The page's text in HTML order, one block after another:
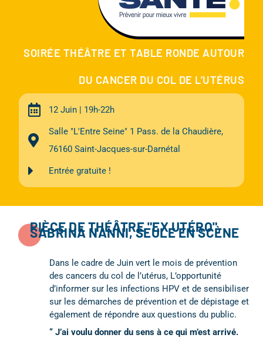
SOIRÉE THÉÂTRE ET TABLE RONDE AUTOUR
DU CANCER DU COL DE L’UTÉRUS
12 Juin | 19h-22h
Salle "L'Entre Seine" 1 Pass. de la Chaudière,
76160 Saint-Jacques-sur-Darnétal
Entrée gratuite !
PIÈCE DE THÉÂTRE "EX UTÉRO",
SABRINA NANNI, SEULE EN SCÈNE
Dans le cadre de Juin vert le mois de prévention
des cancers du col de l’utérus, L’opportunité
d’informer sur les infections HPV et de sensibiliser
sur les démarches de prévention et de dépistage et
également de répondre aux questions du public.
“ J’ai voulu donner du sens à ce qui m’est arrivé.